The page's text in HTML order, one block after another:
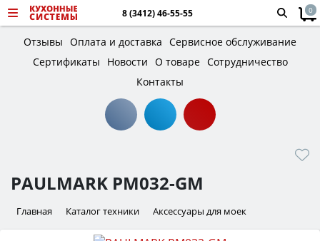
8 (3412) 46-55-55 0
Отзывы Оплата и доставка Сервисное обслуживание
Сертификаты
Новости О товаре Сотрудничество
Контакты
PAULMARK PM032-GM
Главная Каталог техники Аксессуары для моек